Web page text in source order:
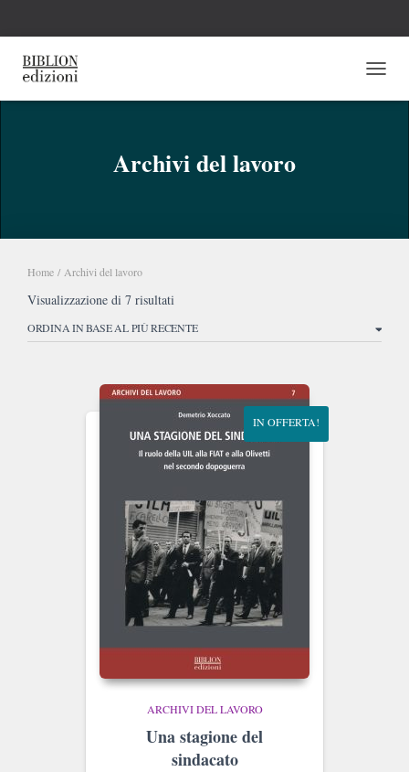
Archivi del lavoro
Home / Archivi del lavoro
Visualizzazione di 7 risultati
base
recente
IN OFFERTA!
ARCHIVI DEL LAVORO
Una stagione del
sindacato